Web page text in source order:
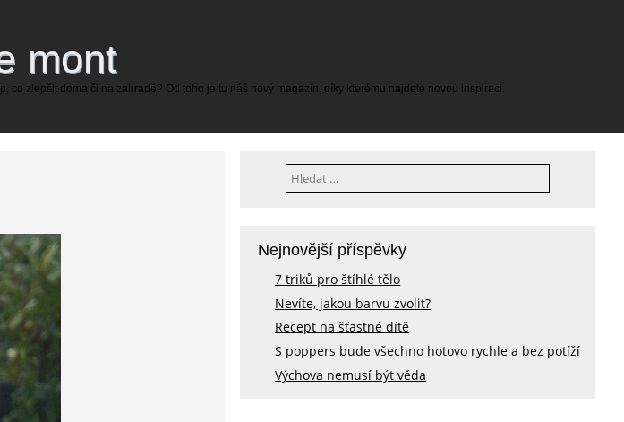
mont
zlepšit doma či na zahradě? Od toho je tu náš nový magazín, díky kterému najdete novou inspiraci.
Vyhledávání
Nejnovější příspěvky
7 triků pro štíhlé tělo
Nevíte, jakou barvu zvolit?
Recept na šťastné dítě
S poppers bude všechno hotovo rychle a bez potíží
Výchova nemusí být věda